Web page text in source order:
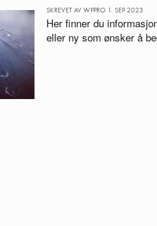
SKREVET AV WPPRO 1. SEP 2023
Her finner du
eller ny som ønsker å